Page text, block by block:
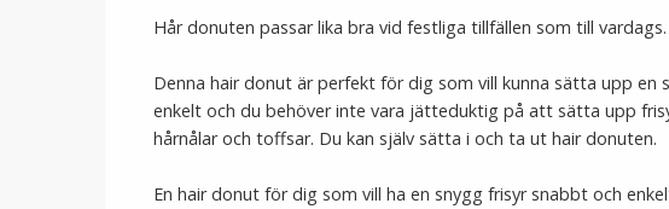
Hår donuten passar lika bra vid festliga tillfällen som till vardags.
Denna hair donut är perfekt för dig som vill kunna sätta upp en
enkelt och du behöver inte vara jätteduktig på att sätta upp
hårnålar och toffsar. Du kan själv sätta i och ta ut hair donuten.
En hair donut för dig som vill ha en snygg frisyr snabbt och